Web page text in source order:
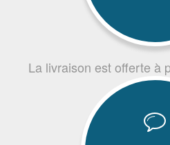
La livraison est offerte à